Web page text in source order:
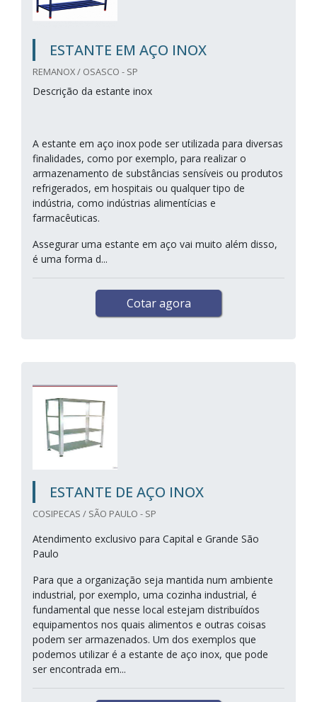
ESTANTE EM AÇO INOX
REMANOX / OSASCO - SP
Descrição da estante inox
A estante em aço inox pode ser utilizada para diversas
finalidades, como por exemplo, para realizar o
armazenamento de substâncias sensíveis ou produtos
refrigerados, em hospitais ou qualquer tipo de
indústria, como indústrias alimentícias e
farmacêuticas.
Assegurar uma estante em aço vai muito além disso,
é uma forma d...
Cotar agora
ESTANTE DE AÇO INOX
COSIPECAS / SÃO PAULO - SP
Atendimento exclusivo para Capital e Grande São
Paulo
Para que a organização seja mantida num ambiente
industrial, por exemplo, uma cozinha industrial, é
fundamental que nesse local estejam distribuídos
equipamentos nos quais alimentos e outras coisas
podem ser armazenados. Um dos exemplos que
podemos utilizar é a estante de aço inox, que pode
ser encontrada em...